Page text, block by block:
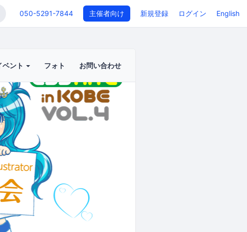
050-5291-7844 主催者向け 新規登録 ログイン English
ベント フォト お問い合わせ